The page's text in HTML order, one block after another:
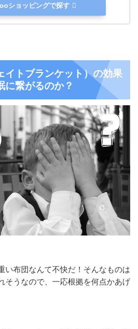
ショッピングで探す
イトブランケット）の効果
に繋がるのか？
い布団なんて不快だ！そんなものは
そうなので、一応根拠を何点かあげ